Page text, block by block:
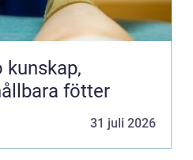
fötter
31 juli 2026